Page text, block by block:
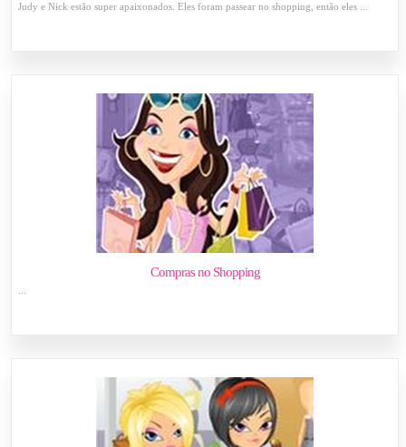
Judy e Nick estão super apaixonados. Eles foram passear no shopping, então eles ...
Compras no Shopping